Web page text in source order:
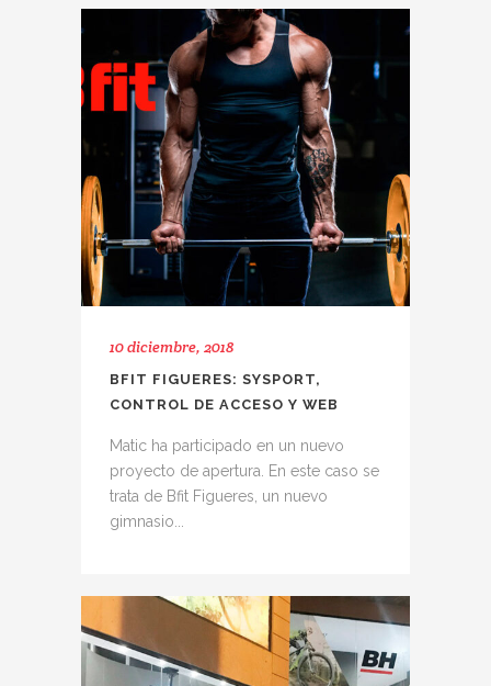
10 diciembre, 2018
BFIT FIGUERES: SYSPORT,
CONTROL DE ACCESO Y WEB
Matic ha participado en un nuevo
proyecto de apertura. En este caso se
trata de Bfit Figueres, un nuevo
gimnasio...